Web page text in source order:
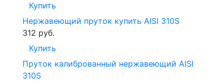
Купить
Нержавеющий пруток купить AISI 310S
312 руб.
Купить
Пруток калиброванный нержавеющий AISI
310S